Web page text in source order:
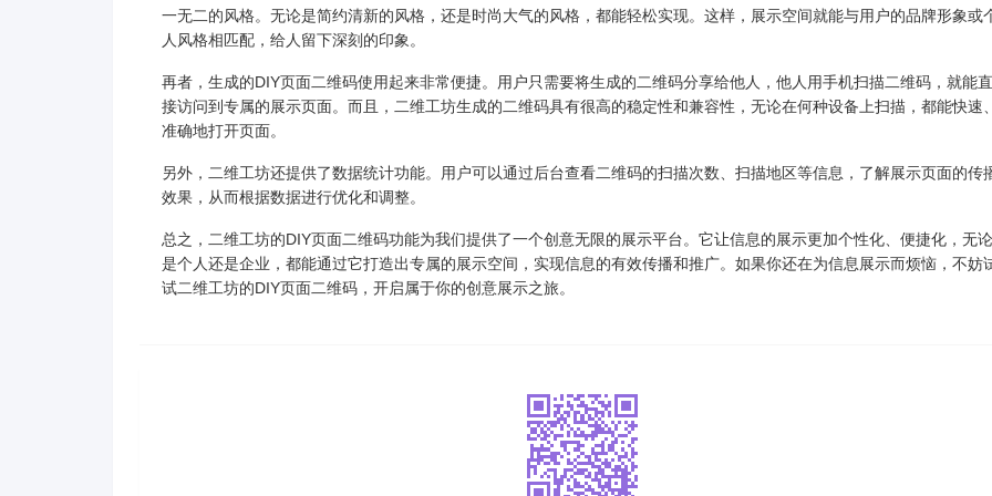
一无二的风格。无论是简约清新的风格，还是时尚大气的风格，都能轻松实现。这样，展示空间就能与用户的品牌形象或
人风格相匹配，给人留下深刻的印象。
再者，生成的DIY页面二维码使用起来非常便捷。用户只需要将生成的二维码分享给他人，他人用手机扫描二维码，就能直
接访问到专属的展示页面。而且，二维工坊生成的二维码具有很高的稳定性和兼容性，无论在何种设备上扫描，都能快速、
准确地打开页面。
另外，二维工坊还提供了数据统计功能。用户可以通过后台查看二维码的扫描次数、扫描地区等信息，了解展示页面的传
效果，从而根据数据进行优化和调整。
总之，二维工坊的DIY页面二维码功能为我们提供了一个创意无限的展示平台。它让信息的展示更加个性化、便捷化，无论
是个人还是企业，都能通过它打造出专属的展示空间，实现信息的有效传播和推广。如果你还在为信息展示而烦恼，不妨
试二维工坊的DIY页面二维码，开启属于你的创意展示之旅。